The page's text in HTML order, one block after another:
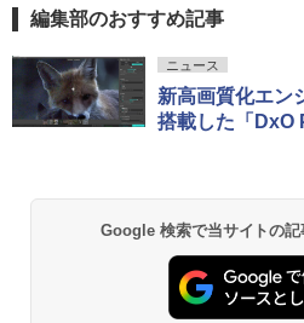
編集部のおすすめ記事
ニュース
新高画質化エン
搭載した「DxO
Google 検索で当サイトの